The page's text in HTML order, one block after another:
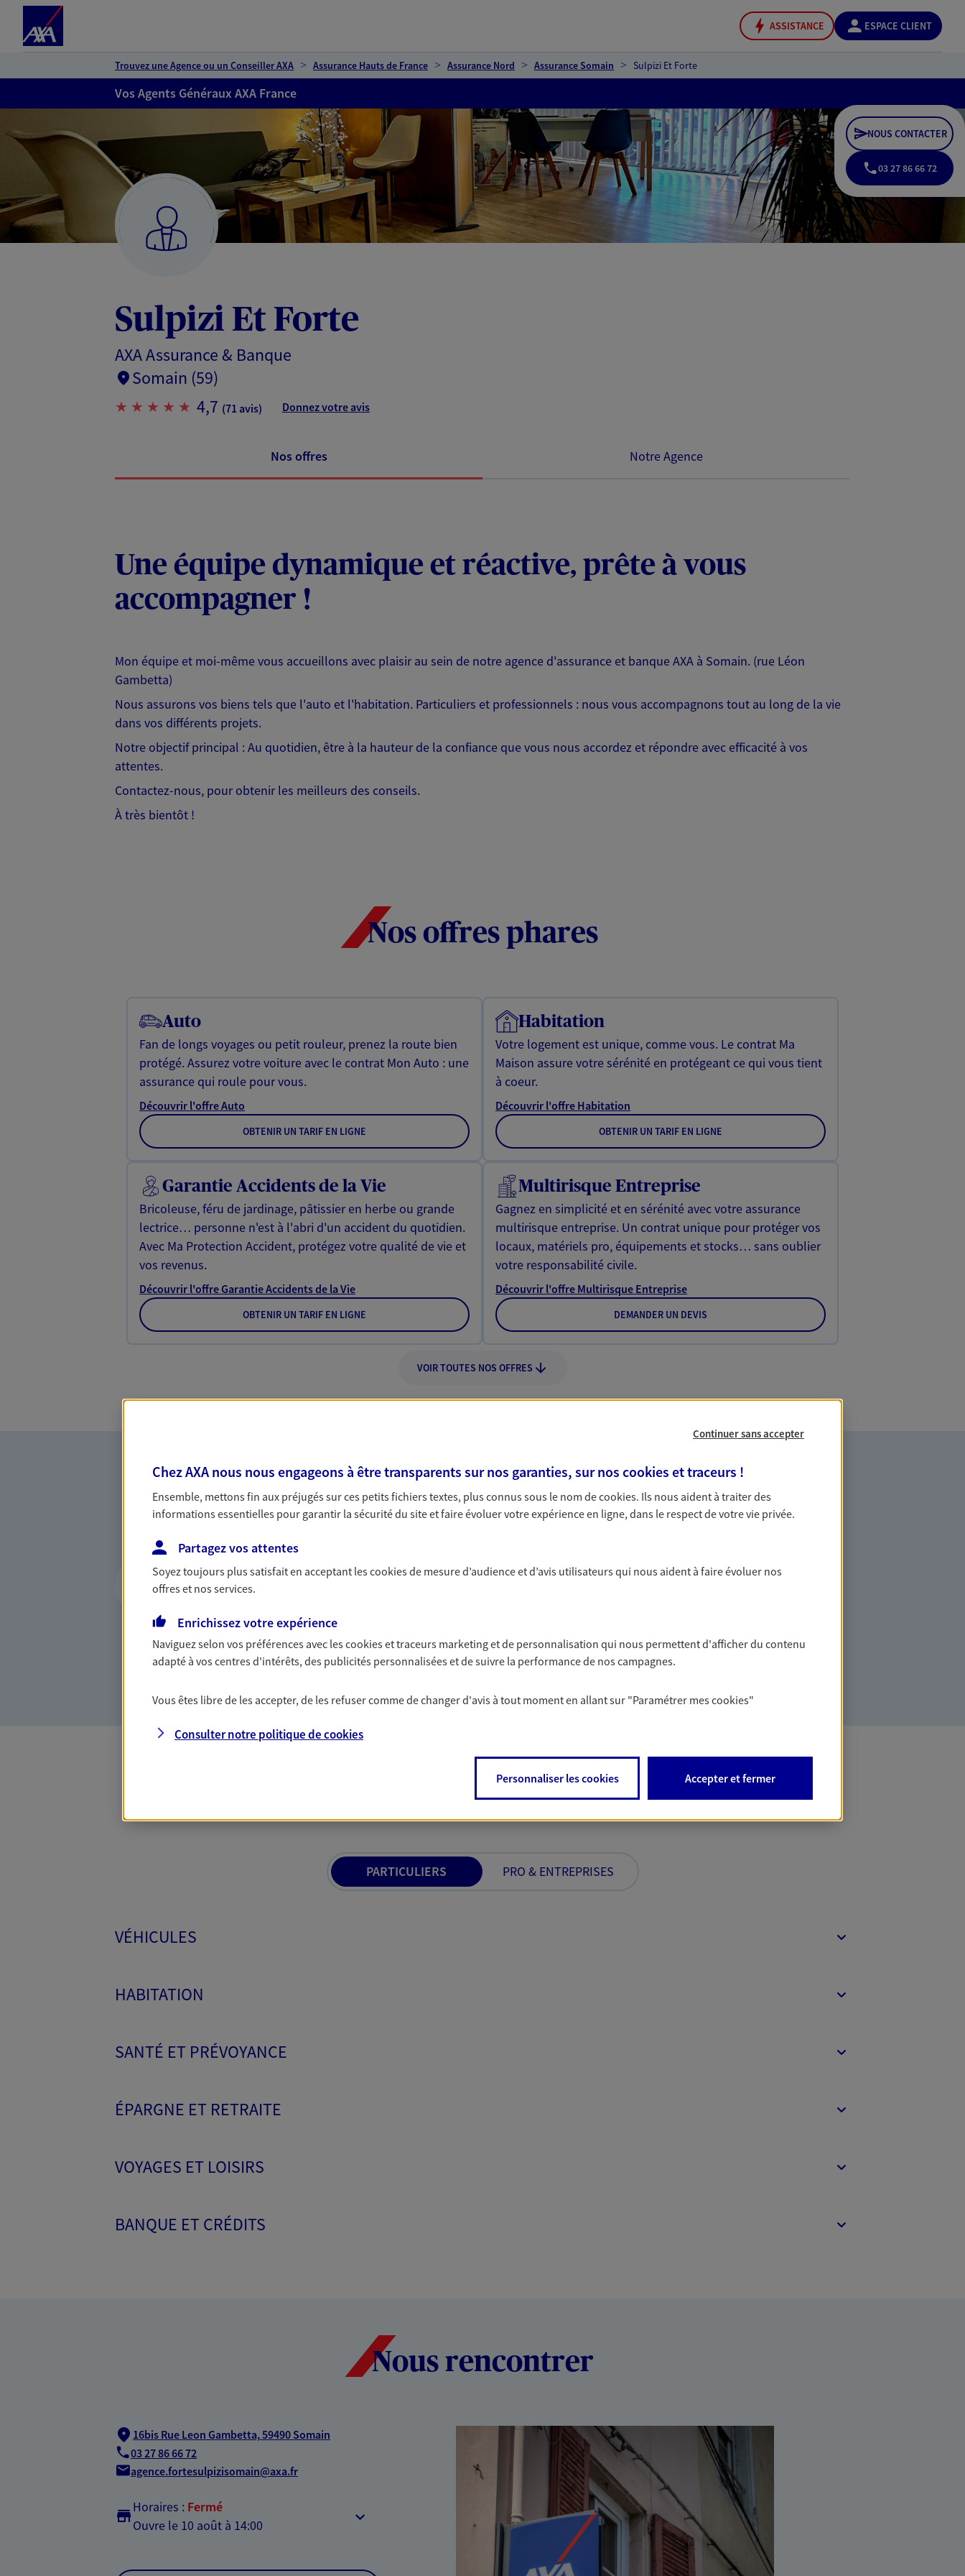
ASSISTANCE ESPACE CLIENT
Trouvez une Agence ou un Conseiller AXA Assurance Hauts de France Assurance Nord Assurance Somain Sulpizi Et Forte
Vos Agents Généraux AXA France
Sulpizi Et Forte
AXA Assurance & Banque
Somain (59)
4,7 (71 avis) Donnez votre avis
NOUS CONTACTER
03 27 86 66 72
Nos offres Notre Agence
Une équipe dynamique et réactive, prête à vous
accompagner !
Mon équipe et moi-même vous accueillons avec plaisir au sein de notre agence d'assurance et banque AXA à Somain. (rue Léon
Gambetta)
Nous assurons vos biens tels que l'auto et l'habitation. Particuliers et professionnels : nous vous accompagnons tout au long de la vie
dans vos différents projets.
Notre objectif principal : Au quotidien, être à la hauteur de la confiance que vous nous accordez et répondre avec efficacité à vos
attentes.
Contactez-nous, pour obtenir les meilleurs des conseils.
À très bientôt !
Nos offres phares
Auto
Fan de longs voyages ou petit rouleur, prenez la route bien
protégé. Assurez votre voiture avec le contrat Mon Auto : une
assurance qui roule pour vous.
Découvrir l'offre Auto
OBTENIR UN TARIF EN LIGNE
Habitation
Votre logement est unique, comme vous. Le contrat Ma
Maison assure votre sérénité en protégeant ce qui vous tient
à coeur.
Découvrir l'offre Habitation
OBTENIR UN TARIF EN LIGNE
Garantie Accidents de la Vie
Bricoleuse, féru de jardinage, pâtissier en herbe ou grande
lectrice… personne n'est à l'abri d'un accident du quotidien.
Avec Ma Protection Accident, protégez votre qualité de vie et
vos revenus.
Découvrir l'offre Garantie Accidents de la Vie
OBTENIR UN TARIF EN LIGNE
Multirisque Entreprise
Gagnez en simplicité et en sérénité avec votre assurance
multirisque entreprise. Un contrat unique pour protéger vos
locaux, matériels pro, équipements et stocks… sans oublier
votre responsabilité civile.
Découvrir l'offre Multirisque Entreprise
DEMANDER UN DEVIS
VOIR TOUTES NOS OFFRES
Nos expertises
Vous accompagner dans la durée et la
confiance
Vous accompagner dans vos projets de vie tout au long de
votre vie, c'est ainsi que nous concevons notre métier : dans
la confiance et la proximité. C'est en apprenant à vous
connaître que nous proposons de meilleures solutions.
Accompagner les professionnels et les
bâtissons ensemble des solutions cohérentes pour protéger
votre activité, vos collaborateurs... mais aussi vous-même et
Toutes nos offres Assurance & Banque
PARTICULIERS PRO & ENTREPRISES
VÉHICULES
HABITATION
SANTÉ ET PRÉVOYANCE
ÉPARGNE ET RETRAITE
VOYAGES ET LOISIRS
BANQUE ET CRÉDITS
Nous rencontrer
16bis Rue Leon Gambetta,59490 Somain
03 27 86 66 72
agence.fortesulpizisomain@axa.fr
Horaires : Fermé
Ouvre le 10 août à 14:00
Continuer sans accepter
Chez AXA nous nous engageons à être transparents sur nos garanties, sur nos cookies et traceurs !
Ensemble, mettons fin aux préjugés sur ces petits fichiers textes, plus connus sous le nom decookies. Ils nous aident à traiter des
informations essentielles pour garantir la sécurité du site et faire évoluer votre expérience en ligne, dans le respect de votre vie privée.
Partagez vos attentes
Soyez toujours plus satisfait en acceptant lescookiesde mesure d’audience et d’avis utilisateurs qui nous aident à faire évoluer nos
offres et nos services.
Enrichissez votre expérience
Naviguez selon vos préférences avec lescookies et traceurs marketing et de personnalisation qui nous permettent d'afficher du contenu
adapté à vos centres d'intérêts, des publicités personnalisées et de suivre la performance de nos campagnes.
Vous êtes libre de les accepter, de les refuser comme de changer d'avis à tout moment en allant sur "Paramétrer mescookies"
Consulter notre politique decookies
Personnaliser les cookies Accepter et fermer